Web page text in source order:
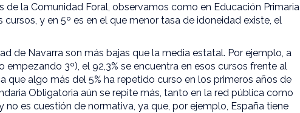
de la Comunidad Foral, observamos como en Educación Primaria
y en 5º es en el que menor tasa de idoneidad existe, el
de Navarra son más bajas que la media estatal. Por ejemplo, a
empezando 3º), el 92,3% se encuentra en esos cursos frente al
que algo más del 5% ha repetido curso en los primeros años de
Obligatoria aún se repite más, tanto en la red pública como
no es cuestión de normativa, ya que, por ejemplo, España tiene